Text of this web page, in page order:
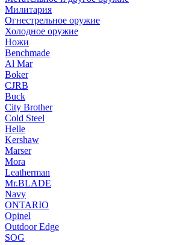
Милитария
Огнестрельное оружие
Холодное оружие
Ножи
Benchmade
Al Mar
Boker
CJRB
Buck
City Brother
Cold Steel
Helle
Kershaw
Marser
Mora
Leatherman
Mr.BLADE
Navy
ONTARIO
Opinel
Outdoor Edge
SOG